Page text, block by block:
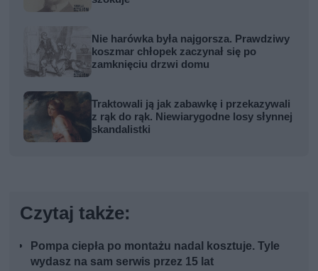
Nie harówka była najgorsza. Prawdziwy
koszmar chłopek zaczynał się po
zamknięciu drzwi domu
Traktowali ją jak zabawkę i przekazywali
z rąk do rąk. Niewiarygodne losy słynnej
skandalistki
Czytaj także:
Pompa ciepła po montażu nadal kosztuje. Tyle
wydasz na sam serwis przez 15 lat